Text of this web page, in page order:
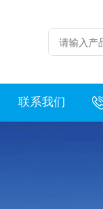
联系我们